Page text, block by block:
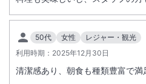
50代 女性
レジャー・観光
利用時期： 2025年12月30日
清潔感あり、朝食も種類豊富で満